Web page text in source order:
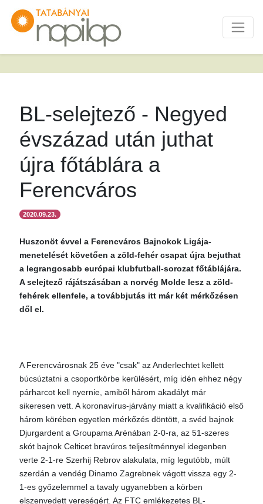
BL-selejtező - Negyed
évszázad után juthat
újra főtáblára a
Ferencváros
2020.09.23.
Huszonöt évvel a Ferencváros Bajnokok Ligája-
menetelését követően a zöld-fehér csapat újra bejuthat
a legrangosabb európai klubfutball-sorozat főtáblájára.
A selejtező rájátszásában a norvég Molde lesz a zöld-
fehérek ellenfele, a továbbjutás itt már két mérkőzésen
dől el.
A Ferencvárosnak 25 éve "csak" az Anderlechtet kellett
búcsúztatni a csoportkörbe kerülésért, míg idén ehhez négy
párharcot kell nyernie, amiből három akadályt már
sikeresen vett. A koronavírus-járvány miatt a kvalifikáció első
három körében egyetlen mérkőzés döntött, a svéd bajnok
Djurgardent a Groupama Arénában 2-0-ra, az 51-szeres
skót bajnok Celticet bravúros teljesítménnyel idegenben
verte 2-1-re Szerhij Rebrov alakulata, míg legutóbb, múlt
szerdán a vendég Dinamo Zagrebnek vágott vissza egy 2-
1-es győzelemmel a tavaly ugyanebben a körben
elszenvedett vereségért. Az FTC emlékezetes BL-